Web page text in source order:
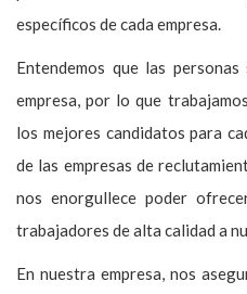
específicos de cada empresa.
Entendemos que las
empresa, por lo que
los mejores candidatos para
de las empresas de
nos enorgullece poder
trabajadores de alta calidad a
En nuestra empresa, nos